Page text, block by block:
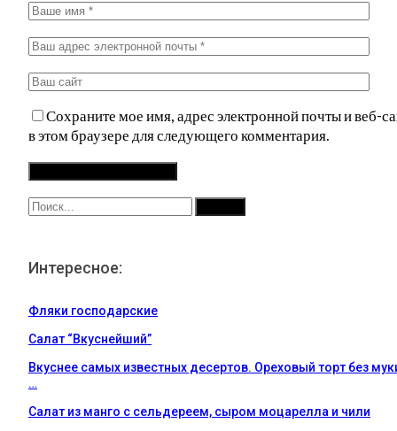
Сохраните мое имя, адрес электронной почты и веб-
в этом браузере для следующего комментария.
Интересное:
Фляки господарские
Салат “Вкуснейший”
Вкуснее самых известных десертов. Ореховый торт без
…
Салат из манго с сельдереем, сыром моцарелла и чили